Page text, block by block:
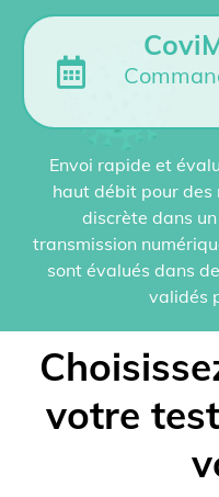
Envoi rapide et
haut débit pour
discrète dans
transmission
sont évalués dans
validés
votre